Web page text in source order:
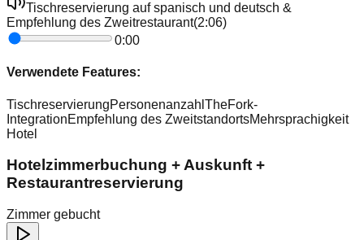
Tischreservierung auf spanisch und deutsch &
Empfehlung des Zweitrestaurant(2:06)
0:00
Verwendete Features:
TischreservierungPersonenanzahl TheFork-
IntegrationEmpfehlung des ZweitstandortsMehrsprachigkeit
Hotel
Hotelzimmerbuchung + Auskunft +
Restaurantreservierung
Zimmer gebucht